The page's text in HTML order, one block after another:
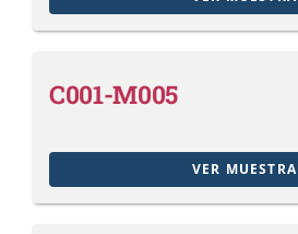
C001-M005
VER MUESTRA